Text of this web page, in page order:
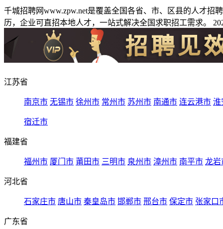
千城招聘网www.zpw.net是覆盖全国各省、市、区县的人才
历，企业可直招本地人才，一站式解决全国求职招工需求。
江苏省
南京市 无锡市 徐州市 常州市 苏州市 南通市 连云港市 淮
宿迁市
福建省
福州市 厦门市 莆田市 三明市 泉州市 漳州市 南平市 龙岩
河北省
石家庄市 唐山市 秦皇岛市 邯郸市 邢台市 保定市 张家口
广东省